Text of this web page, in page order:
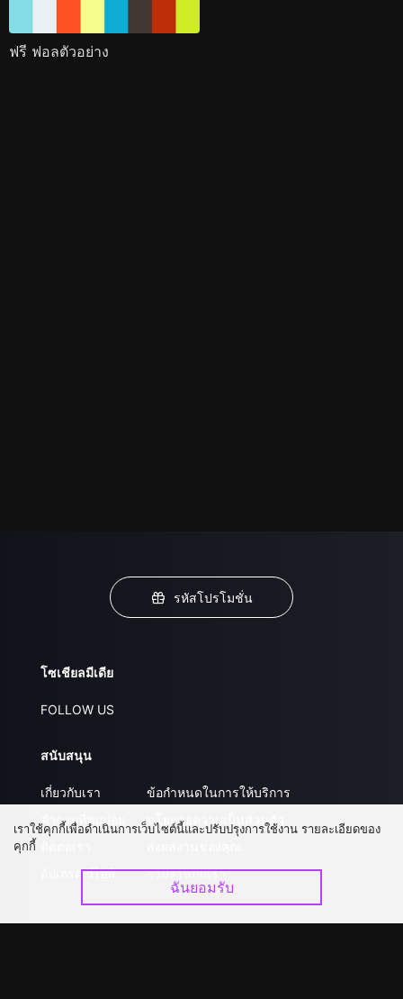
ฟรี ฟอลตัวอย่าง
รหัสโปรโมชั่น
โซเชียลมีเดีย
FOLLOW US
สนับสนุน
เกี่ยวกับเรา
คำถามที่พบบ่อย
อัปเกรด วีไอพี
ข้อกำหนดในการให้บริการ
นโยบายความเป็นส่วนตัว
ร่วมงานกับเรา
เราใช้คุกกี้เพื่อดำเนินการเว็บไซต์นี้และปรับปรุงการใช้งาน รายละเอียดของ
คุกกี้
ฉันยอมรับ